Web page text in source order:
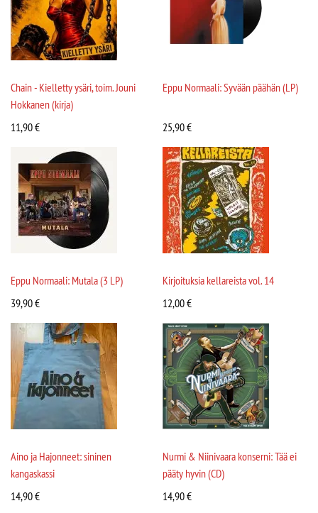
Chain - Kielletty ysäri, toim. Jouni
Hokkanen (kirja)
11,90€
Eppu Normaali: Syvään päähän (LP)
25,90€
Eppu Normaali: Mutala (3 LP)
39,90€
Kirjoituksia kellareista vol. 14
12,00€
Aino ja Hajonneet: sininen
kangaskassi
14,90€
Nurmi & Niinivaara konserni: Tää ei
pääty hyvin (CD)
14,90€